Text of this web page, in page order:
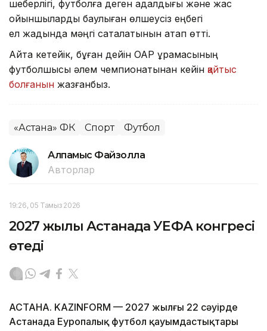
шеберлігі, футболға деген адалдығы және жас
ойыншыларды баулыған өлшеусіз еңбегі
ел жадында мәңгі сақталатынын атап өтті.
Айта кетейік, бұған дейін ОАР құрамасының
футболшысы әлем чемпионатынан кейін қайтыс
болғанын жазғанбыз.
«Астана» ФК Спорт Футбол
Алпамыс Файзолла
Авторлар
19:26, 05 Тамыз 2026
2027 жылы Астанада УЕФА конгресі
өтеді
АСТАНА. KAZINFORM — 2027 жылғы 22 сәуірде
Астанада Еуропалық футбол қауымдастықтары